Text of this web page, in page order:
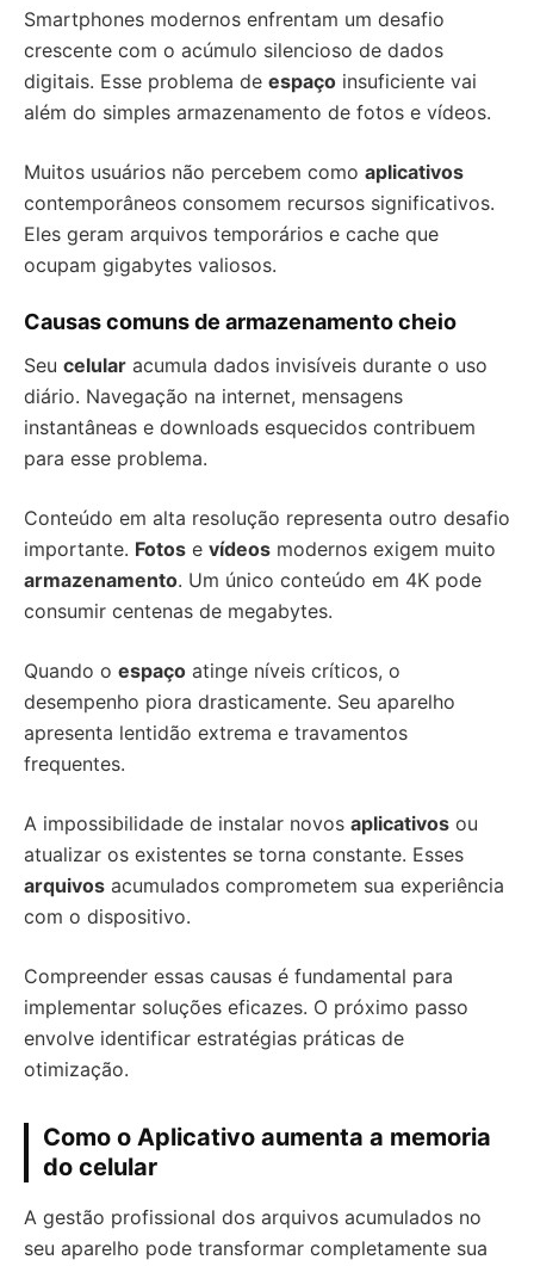
Smartphones modernos enfrentam um desafio
crescente com o acúmulo silencioso de dados
digitais. Esse problema de espaço insuficiente vai
além do simples armazenamento de fotos e vídeos.
Muitos usuários não percebem como aplicativos
contemporâneos consomem recursos significativos.
Eles geram arquivos temporários e cache que
ocupam gigabytes valiosos.
Causas comuns de armazenamento cheio
Seu celular acumula dados invisíveis durante o uso
diário. Navegação na internet, mensagens
instantâneas e downloads esquecidos contribuem
para esse problema.
Conteúdo em alta resolução representa outro desafio
importante. Fotos e vídeos modernos exigem muito
armazenamento. Um único conteúdo em 4K pode
consumir centenas de megabytes.
Quando o espaço atinge níveis críticos, o
desempenho piora drasticamente. Seu aparelho
apresenta lentidão extrema e travamentos
frequentes.
A impossibilidade de instalar novos aplicativos ou
atualizar os existentes se torna constante. Esses
arquivos acumulados comprometem sua experiência
com o dispositivo.
Compreender essas causas é fundamental para
implementar soluções eficazes. O próximo passo
envolve identificar estratégias práticas de
otimização.
Como o Aplicativo aumenta a memoria
do celular
A gestão profissional dos arquivos acumulados no
seu aparelho pode transformar completamente sua